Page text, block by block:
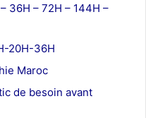
36H – 72H – 144H –
20H-36H
Maroc
de besoin avant